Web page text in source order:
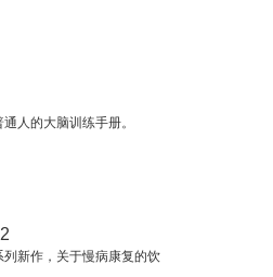
选择。
人的大脑训练手册。
列新作，关于慢病康复的饮